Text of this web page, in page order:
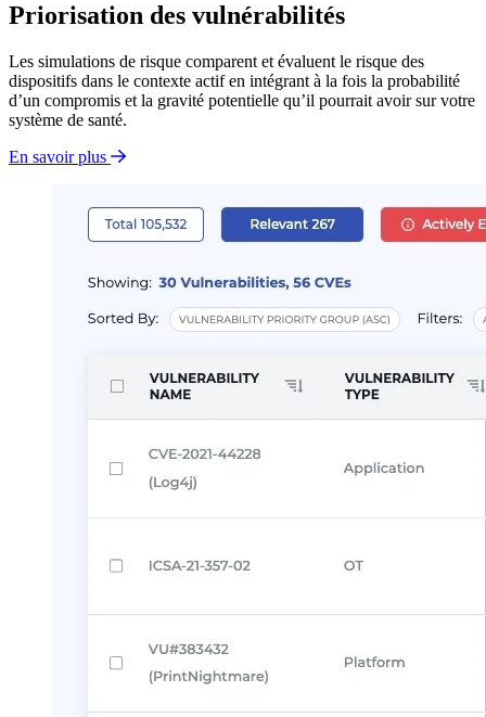
Priorisation des vulnérabilités
Les simulations de risque comparent et évaluent le risque des
dispositifs dans le contexte actif en intégrant à la fois la probabilité
d’un compromis et la gravité potentielle qu’il pourrait avoir sur votre
système de santé.
En savoir plus